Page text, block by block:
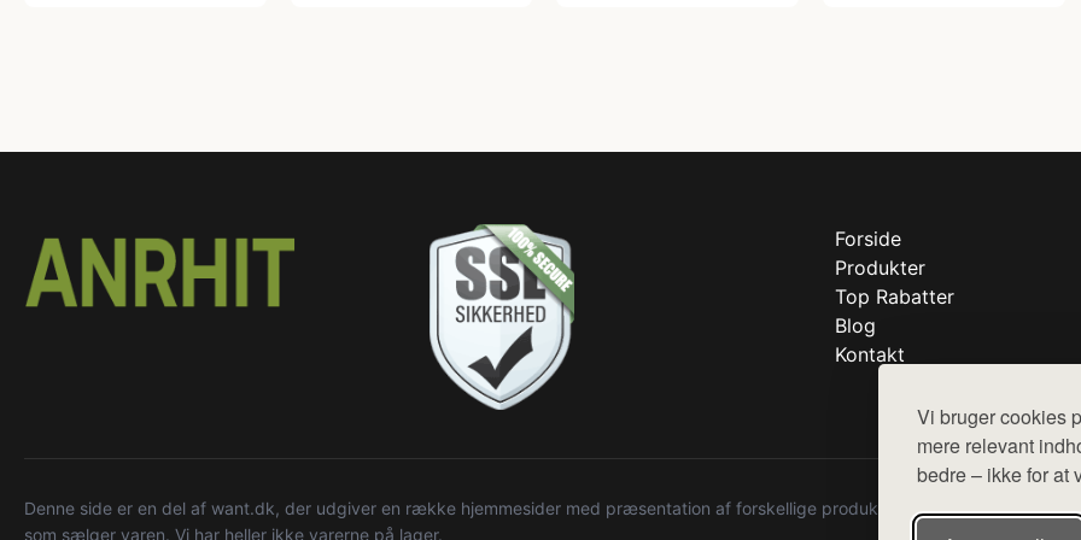
Vi bruger cookies
mere relevant
bedre – ikke for
Forside
Produkter
Top Rabatter
Blog
Kontakt
Denne side er en del af want.dk, der udgiver en række hjemmesider med præsentation af forskellige produkter fra diverse
som sælger varen. Vi har heller ikke varerne på lager.